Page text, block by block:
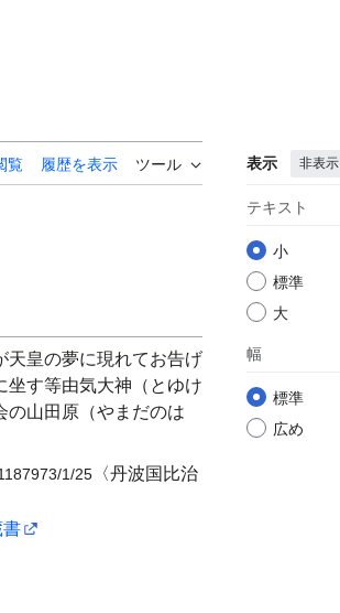
覧 履歴を表示 ツール 表示 非表示
テキスト
小
標準
大
幅
標準
広め
天皇の夢に現れてお告げ
坐す等由気大神（とゆけ
の山田原（やまだのは
1/25〈丹波国比治